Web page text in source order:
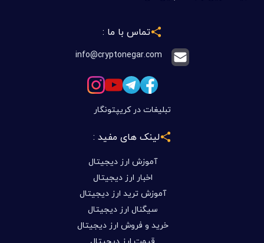
تماس با ما :
info@cryptonegar.com
تبلیغات در کریپتونگار
لینک های مفید :
آموزش ارز دیجیتال
اخبار ارز دیجیتال
آموزش ترید ارز دیجیتال
سیگنال ارز دیجیتال
خرید و فروش ارز دیجیتال